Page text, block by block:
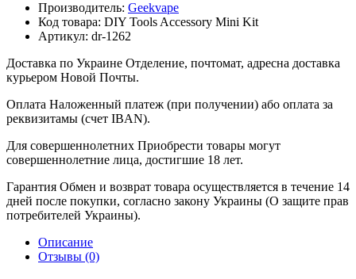
Производитель: Geekvape
Код товара: DIY Tools Accessory Mini Kit
Артикул: dr-1262
Доставка по Украине Отделение, почтомат, адресна доставка
курьером Новой Почты.
Оплата Наложенный платеж (при получении) або оплата за
реквизитамы (счет IBAN).
Для совершеннолетних Приобрести товары могут
совершеннолетние лица, достигшие 18 лет.
Гарантия Обмен и возврат товара осуществляется в течение 14
дней после покупки, согласно закону Украины (О защите прав
потребителей Украины).
Описание
Отзывы (0)